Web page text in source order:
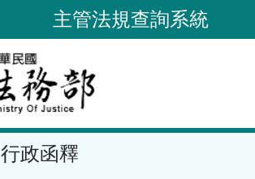
主管法規查詢系統
行政函釋